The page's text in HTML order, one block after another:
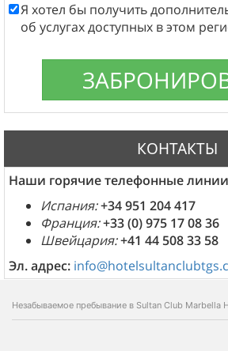
Я хотел бы получить
об услугах доступных в этом
КОНТАКТЫ
Наши горячие телефонные
Испания:+34 951 204 417
Франция:+33 (0) 975 17 08 36
Швейцария:+41 44 508 33 58
Эл. адрес:
Незабываемое пребывание в Sultan Club Marbella